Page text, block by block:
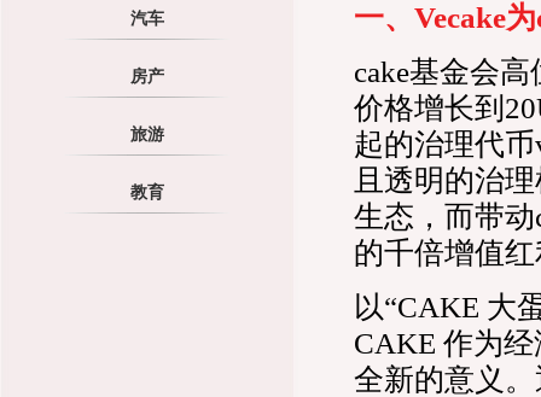
汽车
房产
旅游
教育
一、Vecake
cake基金会
价格增长到
起的治理代
且透明的治
生态，而带
的千倍增值
以“CAKE 大
CAKE 作为
全新的意义